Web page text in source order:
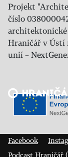
Projekt
číslo
architektonické
Hraničář v Ústí
unií –
Veřejný sál
Facebook
Podcast Hraničář